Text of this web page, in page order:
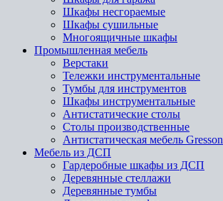
Шкафы несгораемые
Шкафы сушильные
Многоящичные шкафы
Промышленная мебель
Верстаки
Тележки инструментальные
Тумбы для инструментов
Шкафы инструментальные
Антистатические столы
Столы производственные
Антистатическая мебель Gresson
Мебель из ДСП
Гардеробные шкафы из ДСП
Деревянные стеллажи
Деревянные тумбы